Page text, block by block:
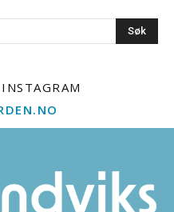
Søk